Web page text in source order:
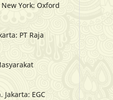
York: Oxford
PT Raja
EGC